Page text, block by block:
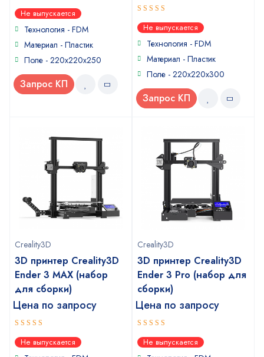
0
out
of
Не выпускается
Технология - FDM
Материал - Пластик
Поле - 220х220х250
Запрос КП
5out of 5
Не выпускается
Технология - FDM
Материал - Пластик
Поле - 220х220х300
Запрос КП
Creality3D
3D принтер Creality3D
Ender 3 MAX (набор
для сборки)
Цена по запросу
5out of 5
Не выпускается
Creality3D
3D принтер Creality3D
Ender 3 Pro (набор для
сборки)
Цена по запросу
4out of
5Не выпускается